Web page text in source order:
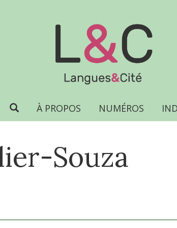
À PROPOS NUMÉROS
Souza